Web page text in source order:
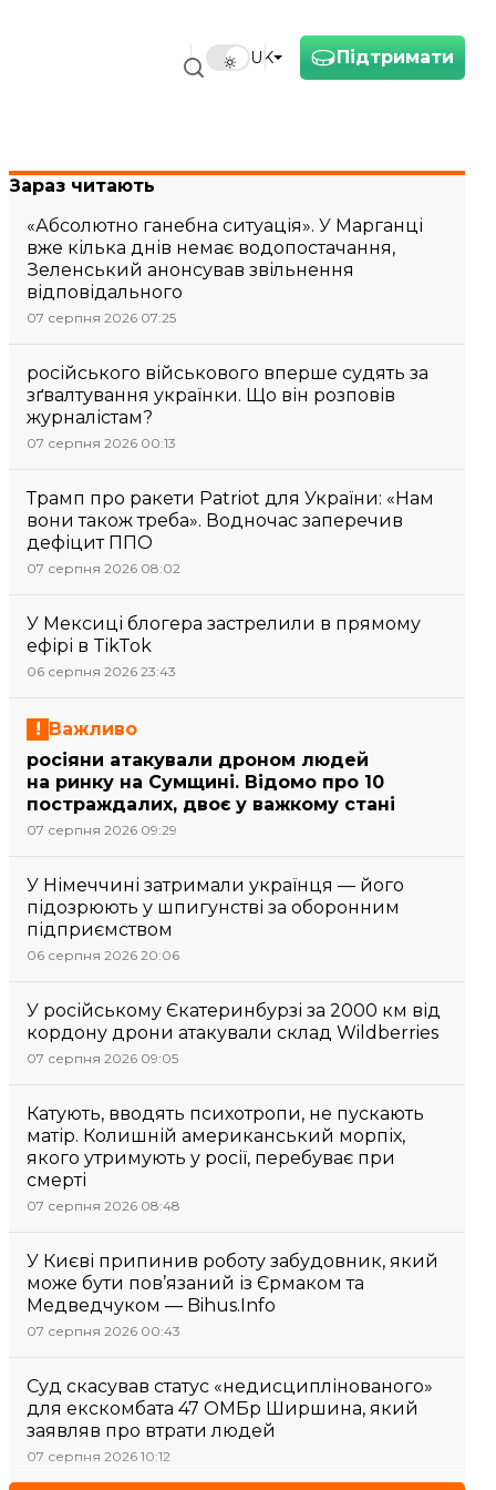
Підтримати
UK
Зараз читають
«Абсолютно ганебна ситуація». У Марганці
вже кілька днів немає водопостачання,
Зеленський анонсував звільнення
відповідального
07 серпня 2026 07:25
російського військового вперше судять за
зґвалтування українки. Що він розповів
журналістам?
07 серпня 2026 00:13
Трамп про ракети Patriot для України: «Нам
вони також треба». Водночас заперечив
дефіцит ППО
07 серпня 2026 08:02
У Мексиці блогера застрелили в прямому
ефірі в TikTok
06 серпня 2026 23:43
Важливо
росіяни атакували дроном людей
на ринку на Сумщині. Відомо про 10
постраждалих, двоє у важкому стані
07 серпня 2026 09:29
У Німеччині затримали українця — його
підозрюють у шпигунстві за оборонним
підприємством
06 серпня 2026 20:06
У російському Єкатеринбурзі за 2000 км від
кордону дрони атакували склад Wildberries
07 серпня 2026 09:05
Катують, вводять психотропи, не пускають
матір. Колишній американський морпіх,
якого утримують у росії, перебуває при
смерті
07 серпня 2026 08:48
У Києві припинив роботу забудовник, який
може бути пов’язаний із Єрмаком та
Медведчуком — Bihus.Info
07 серпня 2026 00:43
Суд скасував статус «недисциплінованого»
для екскомбата 47 ОМБр Ширшина, який
заявляв про втрати людей
07 серпня 2026 10:12